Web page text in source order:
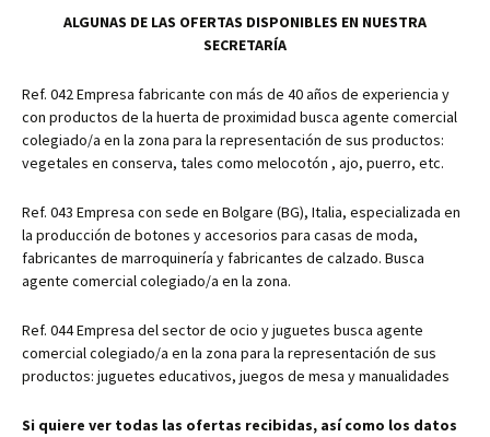
ALGUNAS DE LAS OFERTAS DISPONIBLES EN NUESTRA
SECRETARÍA
Ref. 042 Empresa fabricante con más de 40 años de experiencia y
con productos de la huerta de proximidad busca agente comercial
colegiado/a en la zona para la representación de sus productos:
vegetales en conserva, tales como melocotón , ajo, puerro, etc.
Ref. 043 Empresa con sede en Bolgare (BG), Italia, especializada en
la producción de botones y accesorios para casas de moda,
fabricantes de marroquinería y fabricantes de calzado. Busca
agente comercial colegiado/a en la zona.
Ref. 044 Empresa del sector de ocio y juguetes busca agente
comercial colegiado/a en la zona para la representación de sus
productos: juguetes educativos, juegos de mesa y manualidades
Si quiere ver todas las ofertas recibidas, así como los datos